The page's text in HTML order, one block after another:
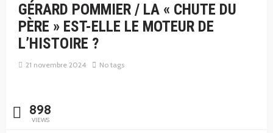
GÉRARD POMMIER / LA « CHUTE DU
PÈRE » EST-ELLE LE MOTEUR DE
L’HISTOIRE ?
21 novembre 2024 No tags
898
VIEWS